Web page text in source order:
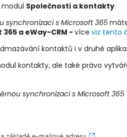
modul Společnosti a kontakty.
synchronizaci s Microsoft 365
a eWay-CRM - více viz tento
kontaktů i v druhé
kontakty, ale také právo
synchronizaci s Microsoft 365